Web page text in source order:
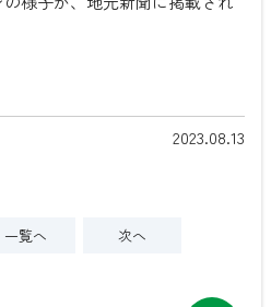
2023.08.13
一覧へ 次へ